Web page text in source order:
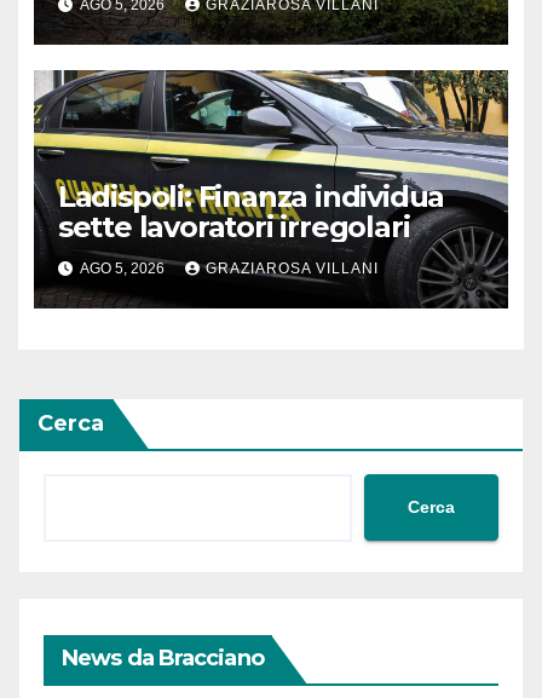
AGO 5, 2026 GRAZIAROSA VILLANI
Ladispoli: Finanza individua
sette lavoratori irregolari
AGO 5, 2026 GRAZIAROSA VILLANI
Cerca
Cerca
News da Bracciano